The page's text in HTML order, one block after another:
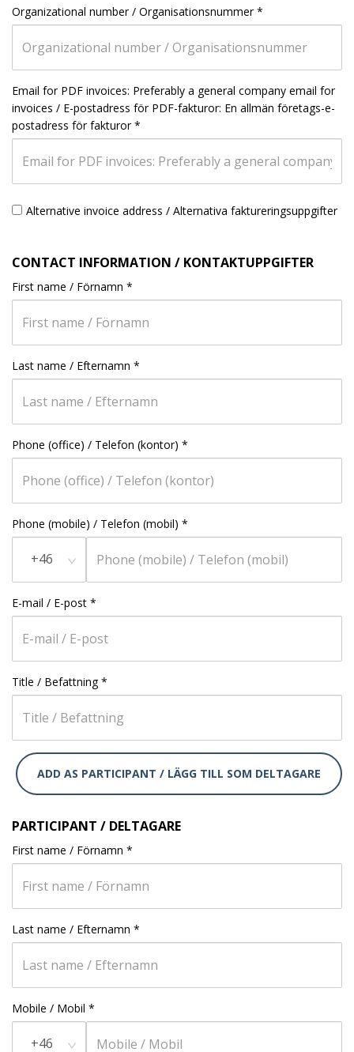
Organizational number / Organisationsnummer*
Email for PDF invoices: Preferably a general company email for
invoices / E-postadress för PDF-fakturor: En allmän företags-e-
postadress för fakturor*
Alternative invoice address / Alternativa faktureringsuppgifter
CONTACT INFORMATION / KONTAKTUPPGIFTER
First name / Förnamn *
Last name / Efternamn *
Phone (office) / Telefon (kontor) *
Phone (mobile) / Telefon (mobil) *
+46
E-mail / E-post *
Title / Befattning*
ADD AS PARTICIPANT / LÄGG TILL SOM DELTAGARE
PARTICIPANT / DELTAGARE
First name / Förnamn *
Last name / Efternamn *
Mobile / Mobil *
+46